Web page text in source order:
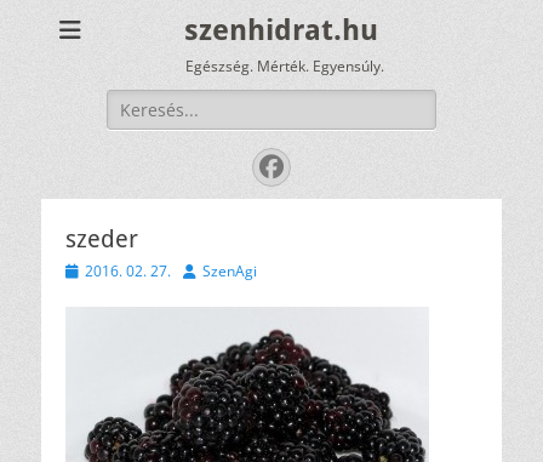
szenhidrat.hu
Egészség. Mérték. Egyensúly.
Keresés:
Facebook
szeder
Közzétéve
2016. 02. 27. SzerzőSzenAgi